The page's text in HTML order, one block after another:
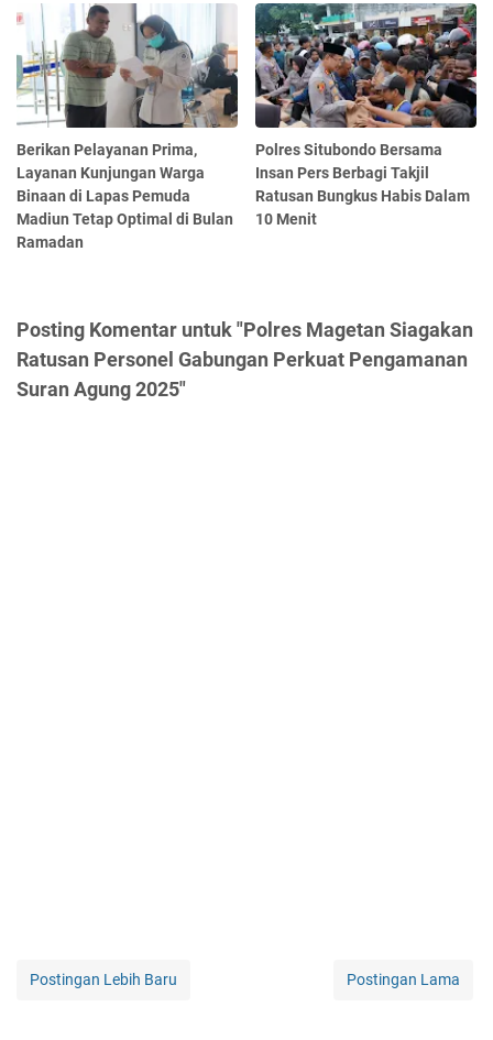
Berikan Pelayanan Prima,
Layanan Kunjungan Warga
Binaan di Lapas Pemuda
Madiun Tetap Optimal di Bulan
Ramadan
Polres Situbondo Bersama
Insan Pers Berbagi Takjil
Ratusan Bungkus Habis Dalam
10 Menit
Posting Komentar untuk "Polres Magetan Siagakan
Ratusan Personel Gabungan Perkuat Pengamanan
Suran Agung 2025"
Postingan Lebih Baru Postingan Lama